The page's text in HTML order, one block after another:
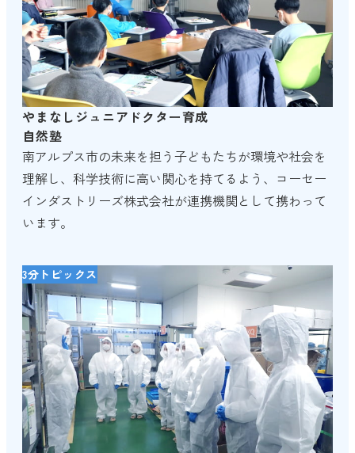
やまなしジュニアドクター育成
自然塾
南アルプス市の未来を担う子どもたちが環境や社会を
理解し、科学技術に高い関心を持てるよう、コーセー
インダストリーズ株式会社が連携機関として携わって
います。
3分トピックス